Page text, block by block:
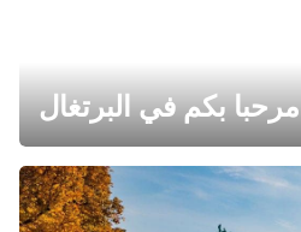
مرحبا بكم في البرتغال